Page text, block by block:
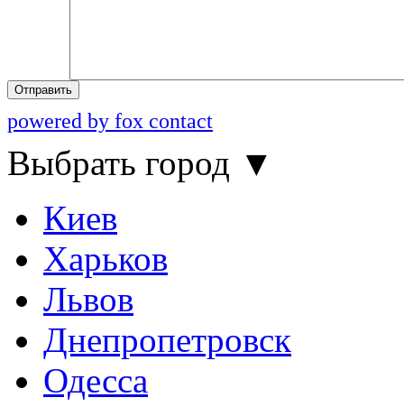
Отправить
powered by fox contact
Выбрать город ▼
Киев
Харьков
Львов
Днепропетровск
Одесса